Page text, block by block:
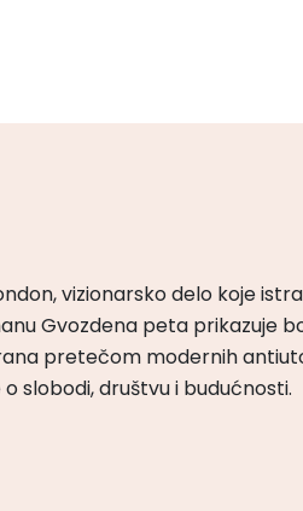
vizionarsko delo koje
Gvozdena peta prikazuje
pretečom modernih
slobodi, društvu i budućnosti.